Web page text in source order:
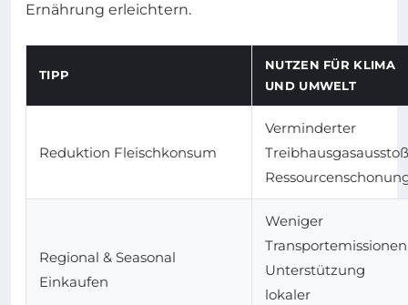
Ernährung erleichtern.
TIPP
NUTZEN FÜR KLIMA
UND UMWELT
Reduktion Fleischkonsum
Verminderter
Regional & Seasonal
Einkaufen
Weniger
Unterstützung
lokaler